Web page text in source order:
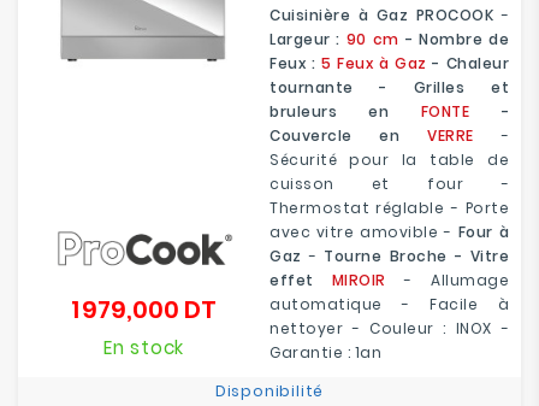
Cuisinière à Gaz PROCOOK -
Largeur : 90 cm - Nombre de
Feux : 5 Feux à Gaz - Chaleur
tournante - Grilles et
bruleurs en FONTE -
Couvercle enVERRE-
Sécurité pour la table de
cuisson et four -
Thermostat réglable - Porte
avec vitre amovible - Four à
Gaz - Tourne Broche - Vitre
effet MIROIR
- Allumage
automatique - Facile à
nettoyer - Couleur : INOX -
Garantie : 1an
1 979,000 DT
En stock
Disponibilité